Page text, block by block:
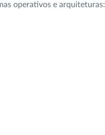
operativos e arquiteturas: